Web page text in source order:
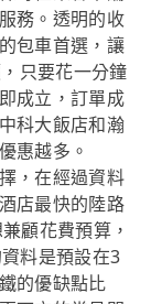
務。透明的收
包車首選，讓
只要花一分鐘
成立，訂單成
科大飯店和瀚
惠越多。
，在經過資料
店最快的陸路
顧花費預算，
料是預設在3
的優缺點比